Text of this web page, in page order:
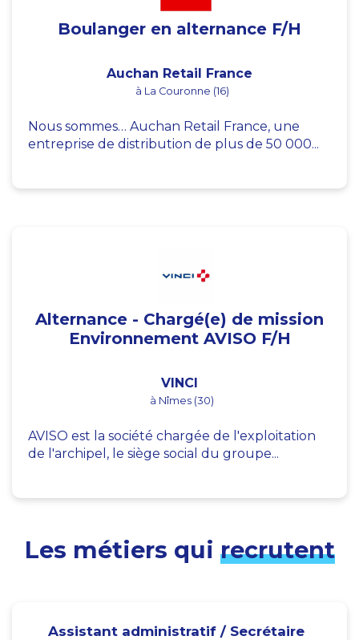
Boulanger en alternance F/H
Auchan Retail France
à La Couronne (16)
Nous sommes… Auchan Retail France, une
entreprise de distribution de plus de 50 000...
Alternance - Chargé(e) de mission
Environnement AVISO F/H
VINCI
à Nîmes (30)
AVISO est la société chargée de l'exploitation
de l'archipel, le siège social du groupe...
Les métiers qui recrutent
Assistant administratif / Secrétaire